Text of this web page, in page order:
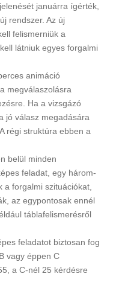
januárra ígérték,
rendszer. Az új
felismerniük a
látniuk egyes forgalmi
animáció
megválaszolásra
Ha a vizsgázó
jó válasz megadására
régi struktúra ebben a
belül minden
feladat, egy három-
a forgalmi szituációkat,
az egypontosak ennél
táblafelismerésről
feladatot biztosan fog
vagy éppen C
a C-nél 25 kérdésre